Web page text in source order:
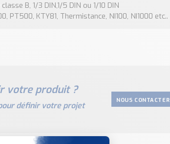
B, 1/3 DIN,1/5 DIN ou 1/10 DIN
PT500, KTY81, Thermistance, NI100, NI1000 etc..
votre produit ?
définir votre projet NOUS CONTACTER